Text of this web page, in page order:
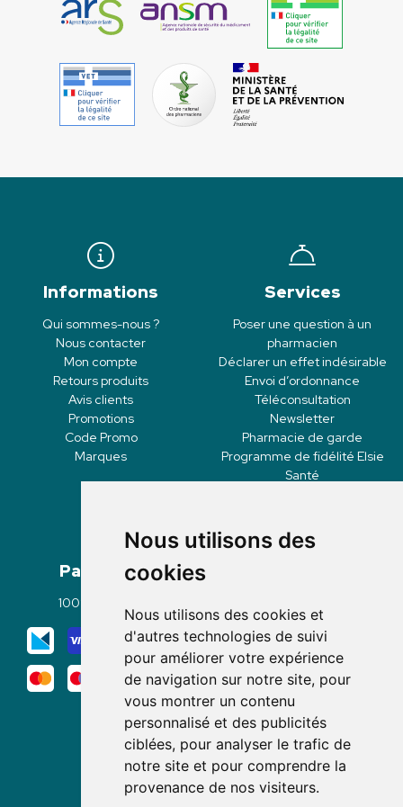
Nous utilisons des
cookies
Nous utilisons des cookies et
d'autres technologies de suivi
pour améliorer votre expérience
de navigation sur notre site, pour
vous montrer un contenu
personnalisé et des publicités
ciblées, pour analyser le trafic de
notre site et pour comprendre la
provenance de nos visiteurs.
Informations
Qui sommes-nous ?
Nous contacter
Mon compte
Retours produits
Avis clients
Promotions
Code Promo
Marques
Services
Poser une question à un
pharmacien
Déclarer un effet indésirable
Envoi d’ordonnance
Téléconsultation
Newsletter
Pharmacie de garde
Programme de fidélité Elsie
Santé
Paiement
100% sécurisé
Mode de livraison
Nous suivre